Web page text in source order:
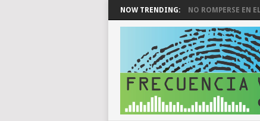
NOW TRENDING: NO ROMPERSE EN